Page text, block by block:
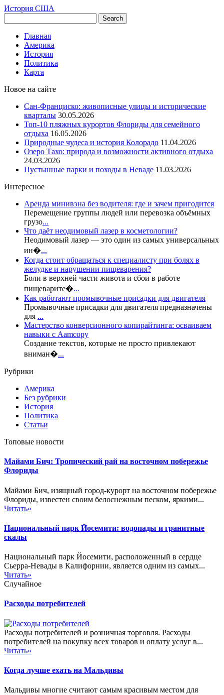
История США
Главная
Америка
История
Политика
Карта
Новое на сайте
Сан-Франциско: живописные улицы и исторические
кварталы 30.05.2026
Топ-10 пляжных курортов Флориды для семейного
отдыха 16.05.2026
Природные чудеса и история Колорадо 11.04.2026
Озеро Тахо: природа и возможности активного отдыха
24.03.2026
Пустынные парки и походы в Неваде 11.03.2026
Интересное
Аренда минивэна без водителя: где и зачем пригодится
Перемещение группы людей или перевозка объёмных
грузо...
Что даёт неодимовый лазер в косметологии?
Неодимовый лазер — это один из самых универсальных
ин�...
Когда стоит обращаться к специалисту при болях в
желудке и нарушении пищеварения?
Боли в верхней части живота и сбои в работе
пищеварите�...
Как работают промывочные присадки для двигателя
Промывочные присадки для двигателя предназначены
для ...
Мастерство конверсионного копирайтинга: осваиваем
навыки с Aamcopy
Создание текстов, которые не просто привлекают
вниман�...
Рубрики
Америка
Без рубрики
История
Политика
Статьи
Топовые новости
Майами Бич: Тропический рай на восточном побережье
Флориды
Майами Бич, изящный город-курорт на восточном побережье
Флориды, известен своим белоснежным песком, яркими...
Читать»
Национальный парк Йосемити: водопады и гранитные
скалы
Национальный парк Йосемити, расположенный в сердце
Сьерра-Невады в Калифорнии, является одним из самых...
Читать»
Случайное
Расходы потребителей
Расходы потребителей и розничная торговля. Расходы
потребителей на покупку всех товаров и оплату услуг в...
Читать»
Когда лучше ехать на Мальдивы
Мальдивы многие считают самым красивым местом для